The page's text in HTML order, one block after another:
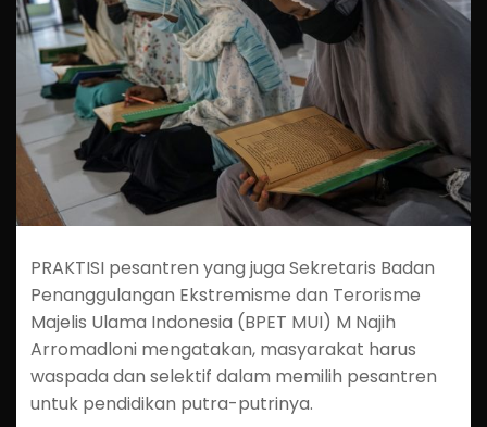
PRAKTISI pesantren yang juga Sekretaris Badan
Penanggulangan Ekstremisme dan Terorisme
Majelis Ulama Indonesia (BPET MUI) M Najih
Arromadloni mengatakan, masyarakat harus
waspada dan selektif dalam memilih pesantren
untuk pendidikan putra-putrinya.